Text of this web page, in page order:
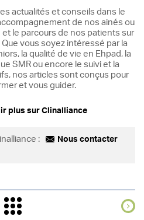
actualités et conseils dans le
de nos ainés ou
le parcours de nos patients sur
vous soyez intéressé par la
la qualité de vie en Ehpad, la
SMR ou encore le suivi et la
nos articles sont conçus pour
et vous guider.
plus sur Clinalliance
: Nous contacter